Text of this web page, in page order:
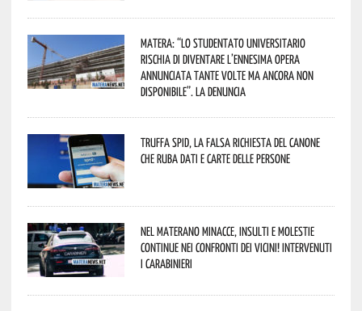
Matera: “Lo studentato universitario
rischia di diventare l’ennesima opera
annunciata tante volte ma ancora non
disponibile”. La denuncia
Truffa Spid, la falsa richiesta del canone
che ruba dati e carte delle persone
Nel materano minacce, insulti e molestie
continue nei confronti dei vicini! Intervenuti
i Carabinieri